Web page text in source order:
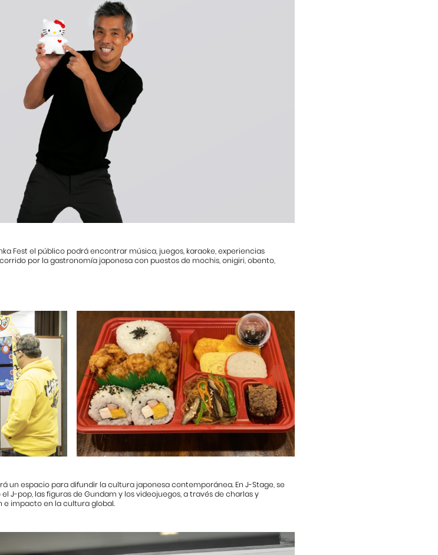
Fest el público podrá encontrar música, juegos, karaoke, experiencias
por la gastronomía japonesa con puestos de mochis, onigiri, obento,
un espacio para difundir la cultura japonesa contemporánea. En J-Stage, se
J-pop, las figuras de Gundam y los videojuegos, a través de charlas y
e impacto en la cultura global.